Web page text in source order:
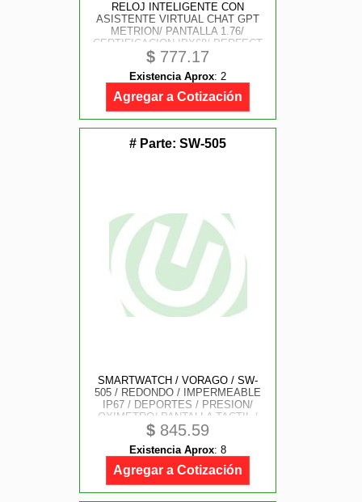
RELOJ INTELIGENTE CON
ASISTENTE VIRTUAL CHAT GPT
METRION/ PANTALLA 1.76/
CERTIFICACION IPX68/ PERFECT
CHOICE
$ 777.17
Existencia Aprox: 2
Agregar a Cotización
# Parte: SW-505
SMARTWATCH / VORAGO / SW-
505 / REDONDO / IMPERMEABLE
IP67 / DEPORTES / PRESION/
OXIMETRO/ PANTALLA TACTIL /
MANOS LIBRES / CHAT GPT + 2
EXTENSIBLES METALICOS
$ 845.59
Existencia Aprox: 8
Agregar a Cotización